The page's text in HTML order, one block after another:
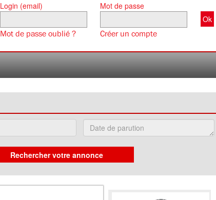
Login (email) Mot de passe
Mot de passe oublié ? Créer un compte